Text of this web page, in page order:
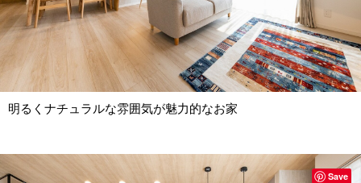
明るくナチュラルな雰囲気が魅力的なお家
Save